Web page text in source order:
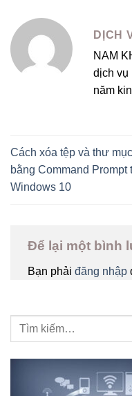
DỊCH
NAM
dịch vụ
năm
Cách xóa tệp và thư mục
bằng Command Prompt
Windows 10
Để lại một bình
Bạn phải đăng nhập